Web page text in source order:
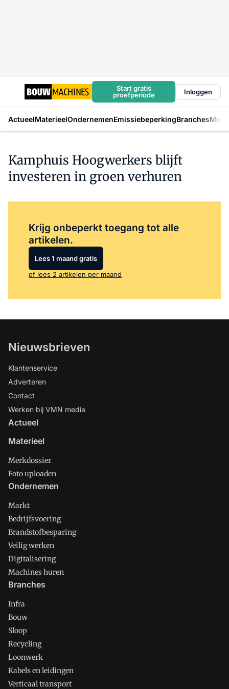
Start gratis
proefperiode
Inloggen
ActueelMaterieelOndernemenEmissiebeperkingBranches
Kamphuis Hoogwerkers blijft
investeren in groen verhuren
Krijg onbeperkt toegang tot alle
artikelen.
Lees 1 maand gratis
of lees 2 artikelen per maand
Nieuwsbrieven
Klantenservice
Adverteren
Contact
Werken bij VMN media
Actueel
Materieel
Merkdossier
Foto uploaden
Ondernemen
Markt
Bedrijfsvoering
Brandstofbesparing
Veilig werken
Digitalisering
Machines huren
Branches
Infra
Bouw
Sloop
Recycling
Loonwerk
Kabels en leidingen
Verticaal transport